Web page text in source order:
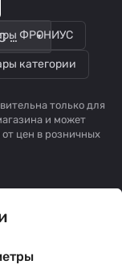
СВАРОЧНЫЙ НАКОНЕЧНИК ФРОНИУС M10 L40 d0.8 ФРОНИУС
категории
только для
и может
от цен в розничных